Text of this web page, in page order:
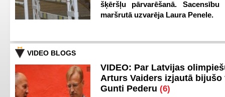
šķēršļu pārvarēšanā. Sacensību
maršrutā uzvarēja Laura Penele.
VIDEO BLOGS
VIDEO: Par Latvijas
Arturs Vaiders izjautā bijušo
Gunti Pederu (6)